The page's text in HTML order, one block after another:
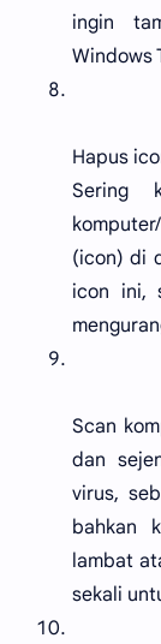
ingin
Windows
Hapus
Sering
(icon) di
icon ini,
Scan
dan
virus,
bahkan
lambat
sekali